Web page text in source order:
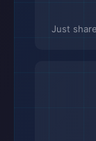
Just